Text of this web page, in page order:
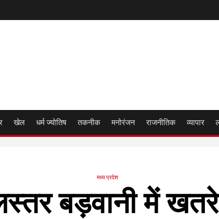
खेल धर्म ज्योतिष तकनीक मनोरंजन राजनीतिक व्यापार
मध्य प्रदेश
बड़वानी में